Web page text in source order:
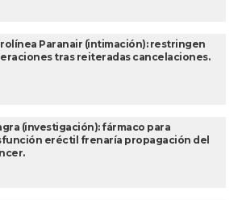
Paranair (intimación): restringen
tras reiteradas cancelaciones.
(investigación): fármaco para
eréctil frenaría propagación del